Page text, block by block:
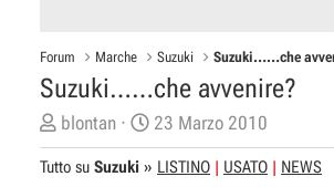
Forum Marche Suzuki Suzuki……che
Suzuki……che avvenire?
C
r
e
blontan
D
a
t
23 Marzo 2010
Tutto su Suzuki » LISTINO USATO NEWS